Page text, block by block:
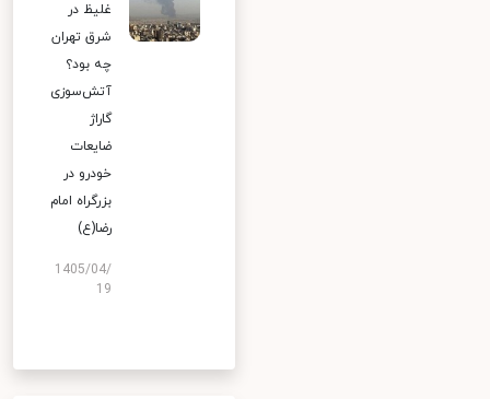
غلیظ در
شرق تهران
چه بود؟
آتش‌سوزی
گاراژ
ضایعات
خودرو در
بزرگراه امام
رضا(ع)
1405/04/
19